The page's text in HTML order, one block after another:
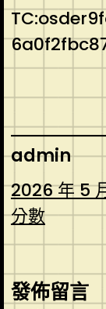
admin
2026 年 5
分數
發佈留言